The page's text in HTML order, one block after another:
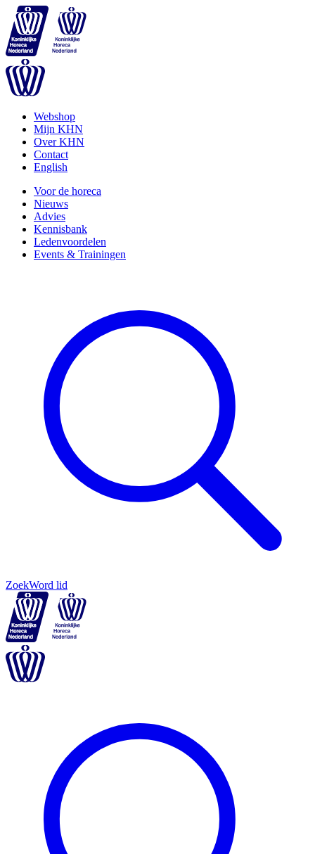
Webshop
Mijn KHN
Over KHN
Contact
English
Voor de horeca
Nieuws
Advies
Kennisbank
Ledenvoordelen
Events & Trainingen
ZoekWord lid